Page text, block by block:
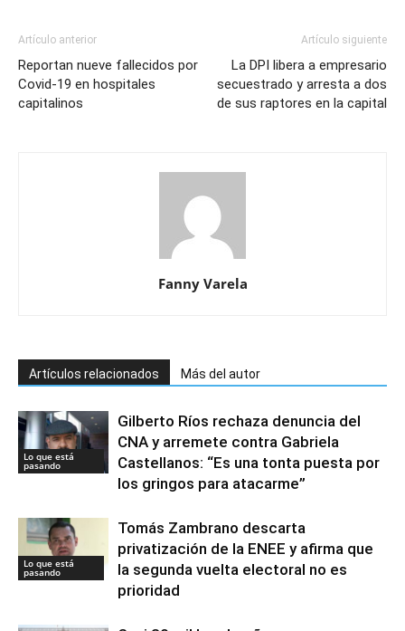
Artículo anterior
Reportan nueve fallecidos por
Covid-19 en hospitales
capitalinos
Artículo siguiente
La DPI libera a empresario
secuestrado y arresta a dos
de sus raptores en la capital
Fanny Varela
Artículos relacionados Más del autor
Lo que está
pasando
Gilberto Ríos rechaza denuncia del
CNA y arremete contra Gabriela
Castellanos: “Es una tonta puesta por
los gringos para atacarme”
Lo que está
pasando
Tomás Zambrano descarta
privatización de la ENEE y afirma que
la segunda vuelta electoral no es
prioridad